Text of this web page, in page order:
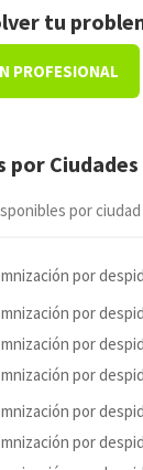
tu
PROFESIONAL
por Ciudades
por ciudad
por
por
por
por
por
por